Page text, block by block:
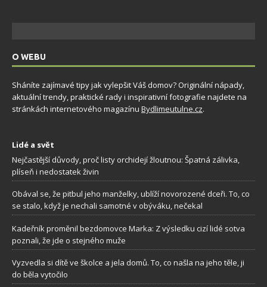
O WEBU
Sháníte zajímavé tipy jak vylepšit Váš domov? Originální nápady,
aktuální trendy, praktické rady i inspirativní fotografie najdete na
stránkách internetového magazínu Bydlimeutulne.cz.
Lidé a svět
Nejčastější důvody, proč listy orchidejí žloutnou: Špatná zálivka,
plíseň i nedostatek živin
Obával se, že pitbul jeho manželky, ublíží novorozené dceři. To, co
se stalo, když je nechali samotné v obýváku, nečekal
Kadeřník proměnil bezdomovce Marka: Z výsledku cizí lidé sotva
poznali, že jde o stejného muže
Vyzvedla si dítě ve školce a jela domů. To, co našla na jeho těle, ji
do běla vytočilo